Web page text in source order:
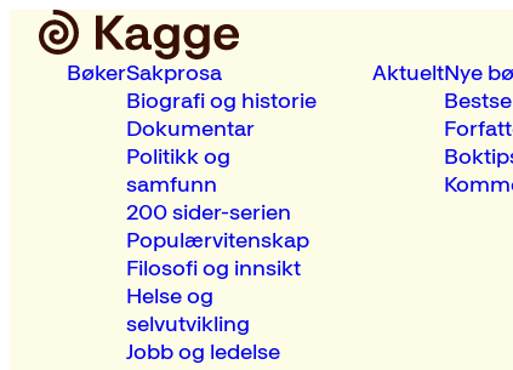
BøkerSakprosa
Biografi og historie
Dokumentar
Politikk og
samfunn
200 sider-serien
Populærvitenskap
Filosofi og innsikt
Helse og
selvutvikling
Jobb og ledelse
AktueltNye